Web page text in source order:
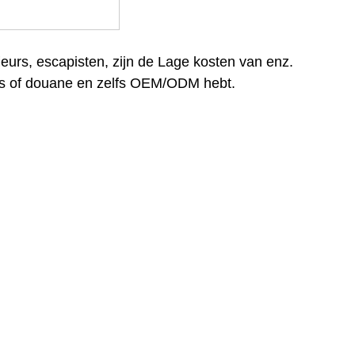
escapisten, zijn de Lage kosten van enz.
of douane en zelfs OEM/ODM hebt.